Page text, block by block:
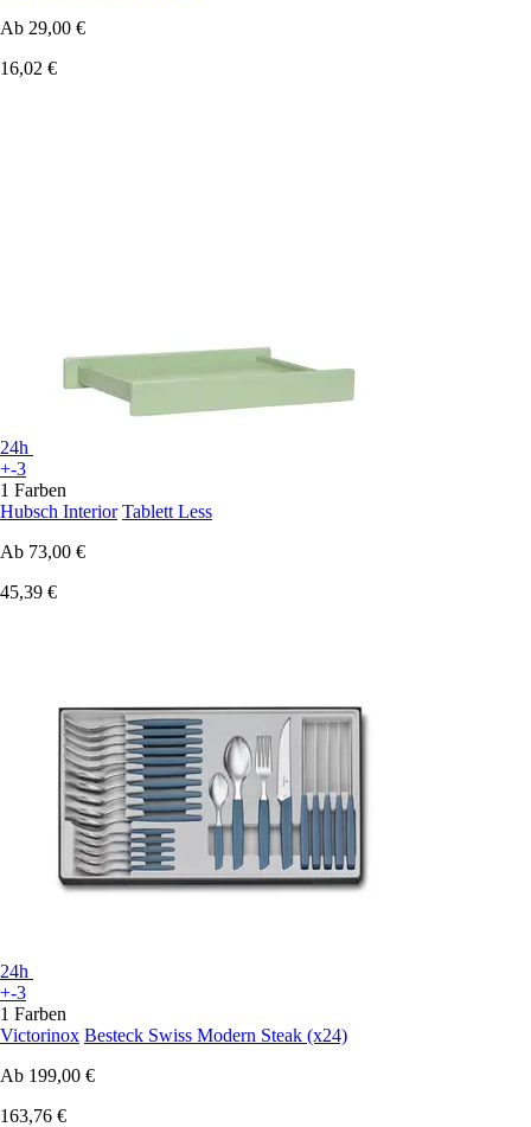
Ab 29,00 €
16,02 €
24h
+-3
1 Farben
Hubsch Interior Tablett Less
Ab 73,00 €
45,39 €
24h
+-3
1 Farben
Victorinox Besteck Swiss Modern Steak (x24)
Ab 199,00 €
163,76 €